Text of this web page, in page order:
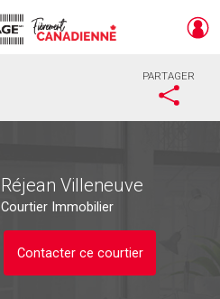
PARTAGER
Réjean Villeneuve
Courtier Immobilier
Contacter ce courtier